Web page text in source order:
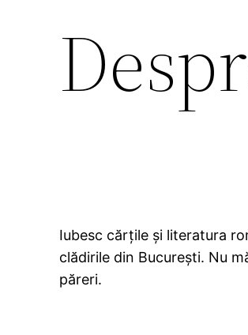
Iubesc cărțile și literatura
clădirile din București. Nu
păreri.